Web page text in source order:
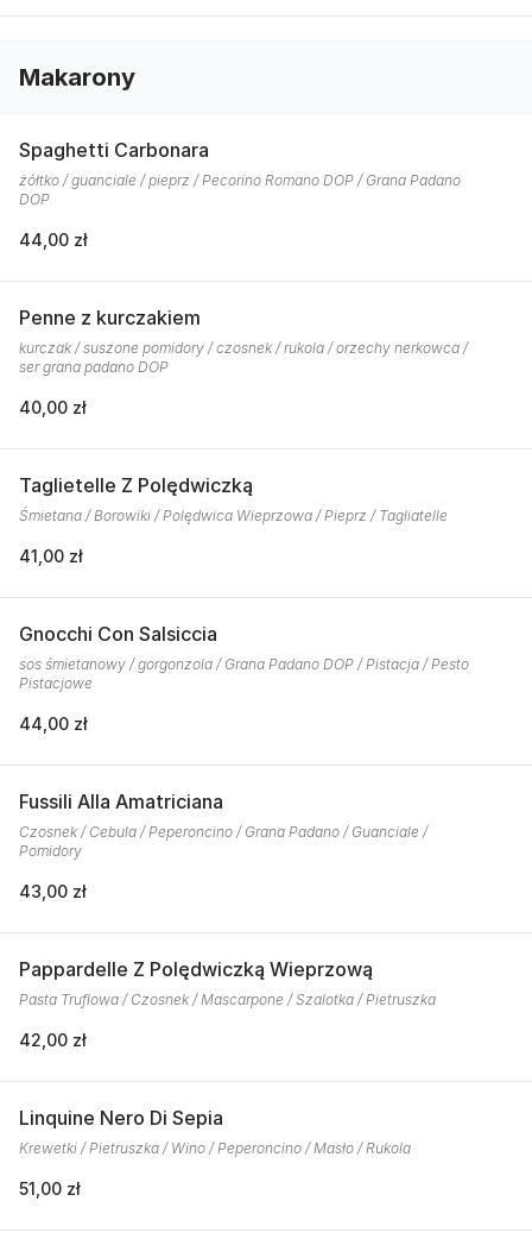
Makarony
Spaghetti Carbonara
żółtko / guanciale / pieprz / Pecorino Romano DOP / Grana Padano
DOP
44,00 zł
Penne z kurczakiem
kurczak / suszone pomidory / czosnek / rukola / orzechy nerkowca /
ser grana padano DOP
40,00 zł
Taglietelle Z Polędwiczką
Śmietana / Borowiki / Polędwica Wieprzowa / Pieprz / Tagliatelle
41,00 zł
Gnocchi Con Salsiccia
sos śmietanowy / gorgonzola / Grana Padano DOP / Pistacja / Pesto
Pistacjowe
44,00 zł
Fussili Alla Amatriciana
Czosnek / Cebula / Peperoncino / Grana Padano / Guanciale /
Pomidory
43,00 zł
Pappardelle Z Polędwiczką Wieprzową
Pasta Truflowa / Czosnek / Mascarpone / Szalotka / Pietruszka
42,00 zł
Linquine Nero Di Sepia
Krewetki / Pietruszka / Wino / Peperoncino / Masło / Rukola
51,00 zł